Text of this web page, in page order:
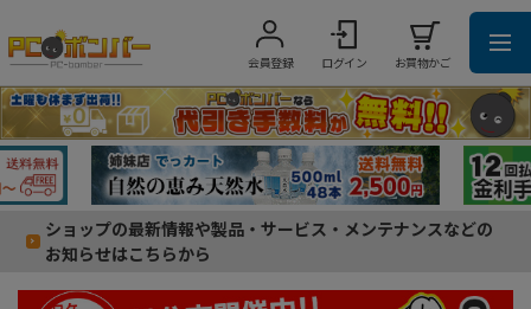
会員登録 ログイン お買物かご
ショップの最新情報や製品・サービス・メンテナンスなどの
お知らせはこちらから